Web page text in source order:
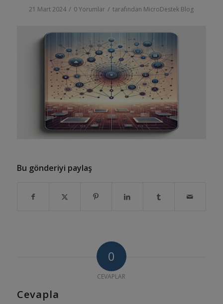
21 Mart 2024 / 0 Yorumlar / tarafından MicroDestek Blog
Bu gönderiyi paylaş
0
CEVAPLAR
Cevapla